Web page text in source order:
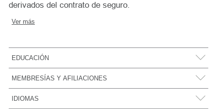
derivados del contrato de seguro.
Ver más
EDUCACIÓN
Marítimo (2023)
Universidad Católica San Pablo – Abogada conFelicitación
Pública(2021)
MEMBRESÍAS Y AFILIACIONES
IDIOMAS